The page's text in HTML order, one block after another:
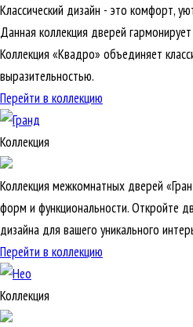
Классический дизайн - это комфорт,
Данная коллекция дверей
Коллекция «Квадро» объединяет
выразительностью.
Перейти в коллекцию
Коллекция
Коллекция межкомнатных дверей
форм и функциональности. Откройте
дизайна для вашего уникального
Перейти в коллекцию
Коллекция